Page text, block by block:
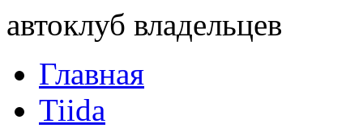
автоклуб владельцев
Главная
Tiida